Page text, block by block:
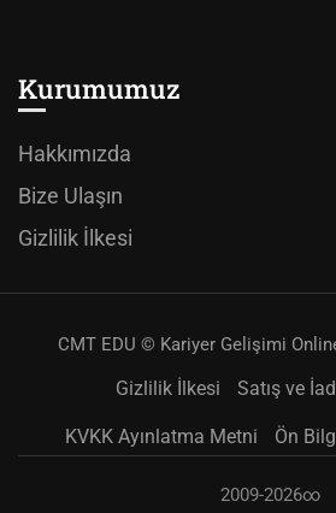
Kurumumuz
Hakkımızda
Bize Ulaşın
Gizlilik İlkesi
CMT EDU © Kariyer Gelişimi
Gizlilik İlkesi Satış ve
KVKK Ayınlatma Metni Ön
2009-2026∞